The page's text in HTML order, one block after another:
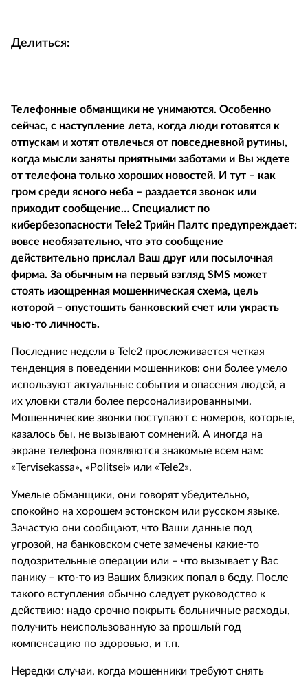
Делиться:
Телефонные обманщики не унимаются. Особенно
сейчас, с наступление лета, когда люди готовятся к
отпускам и хотят отвлечься от повседневной рутины,
когда мысли заняты приятными заботами и Вы ждете
от телефона только хороших новостей. И тут – как
гром среди ясного неба – раздается звонок или
приходит сообщение… Специалист по
кибербезопасности Tele2 Трийн Палтс предупреждает:
вовсе необязательно, что это сообщение
действительно прислал Ваш друг или посылочная
фирма. За обычным на первый взгляд SMS может
стоять изощренная мошенническая схема, цель
которой – опустошить банковский счет или украсть
чью-то личность.
Последние недели в Tele2 прослеживается четкая
тенденция в поведении мошенников: они более умело
используют актуальные события и опасения людей, а
их уловки стали более персонализированными.
Мошеннические звонки поступают с номеров, которые,
казалось бы, не вызывают сомнений. А иногда на
экране телефона появляются знакомые всем нам:
«Tervisekassa», «Politsei» или «Tele2».
Умелые обманщики, они говорят убедительно,
спокойно на хорошем эстонском или русском языке.
Зачастую они сообщают, что Ваши данные под
угрозой, на банковском счете замечены какие-то
подозрительные операции или – что вызывает у Вас
панику – кто-то из Ваших близких попал в беду. После
такого вступления обычно следует руководство к
действию: надо срочно покрыть больничные расходы,
получить неиспользованную за прошлый год
компенсацию по здоровью, и т.п.
Нередки случаи, когда мошенники требуют снять